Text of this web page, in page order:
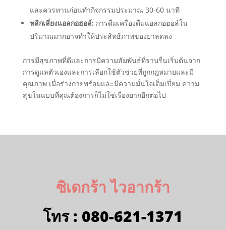
และควรทานก่อนทำกิจกรรมประมาณ 30-60 นาที
หลีกเลี่ยงแอลกอฮอล์: การดื่มเครื่องดื่มแอลกอฮอล์ใน
ปริมาณมากอาจทำให้ประสิทธิภาพของยาลดลง
การมีสุขภาพที่ดีและการมีความสัมพันธ์ที่ราบรื่นเริ่มต้นจาก
การดูแลตัวเองและการเลือกใช้ตัวช่วยที่ถูกกฎหมายและมี
คุณภาพ เมื่อร่างกายพร้อมและมีความมั่นใจเต็มเปี่ยม ความ
สุขในแบบที่คุณต้องการก็ไม่ใช่เรื่องยากอีกต่อไป
ซิเดกร้า ไวอากร้า
โทร : 080-621-1371